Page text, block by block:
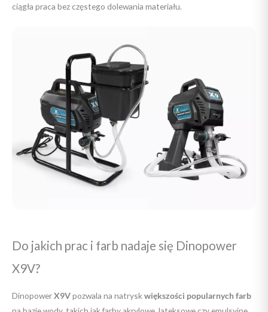
ciągła praca bez częstego dolewania materiału.
Do jakich prac i farb nadaje się Dinopower
X9V?
DinopowerX9Vpozwala na natrysk większości popularnych farb